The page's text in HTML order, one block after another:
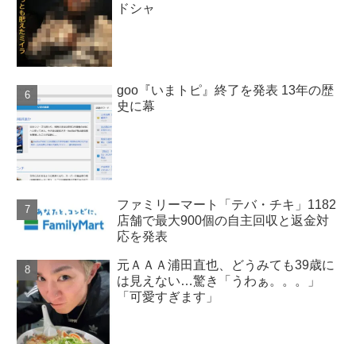
ドシャ
goo『いまトピ』終了を発表 13年の歴
史に幕
ファミリーマート「テバ・チキ」1182
店舗で最大900個の自主回収と返金対
応を発表
元ＡＡＡ浦田直也、どうみても39歳に
は見えない…驚き「うわぁ。。。」
「可愛すぎます」